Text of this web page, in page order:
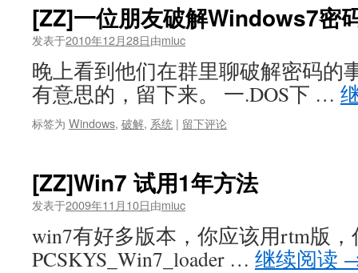
[ZZ]一位朋友破解Windows7密
发表于2010年12月28日由miuc
晚上看到他们在群里聊破解密码的
有意思的，留下来。 一.DOS下 …
标签为 Windows, 破解, 系统 | 留下评论
[ZZ]Win7 试用1年方法
发表于2009年11月10日由miuc
win7有好多版本，你应该用rtm版
PCSKYS_Win7_loader … 继续阅读